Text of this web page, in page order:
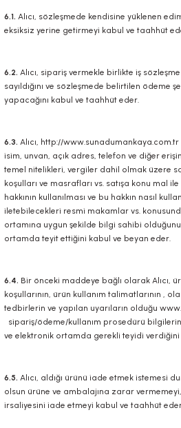
6.1. Alıcı, sözleşmede kendisine yüklenen
eksiksiz yerine getirmeyi kabul ve taahhüt
6.2. Alıcı, sipariş vermekle birlikte iş
sayıldığını ve sözleşmede belirtilen ödeme
yapacağını kabul ve taahhüt eder.
6.3. Alıcı, http://www.sunadumankaya.com.tr
isim, unvan, açık adres, telefon ve diğer
temel nitelikleri, vergiler dahil olmak üzere
koşulları ve masrafları vs. satışa konu mal
hakkının kullanılması ve bu hakkın nasıl
iletebilecekleri resmi makamlar vs.
ortamına uygun şekilde bilgi sahibi
ortamda teyit ettiğini kabul ve beyan eder.
6.4. Bir önceki maddeye bağlı olarak Alıcı,
koşullarının, ürün kullanım talimatlarının ,
tedbirlerin ve yapılan uyarıların olduğu
sipariş/ödeme/kullanım prosedürü
ve elektronik ortamda gerekli teyidi verdiğini
6.5. Alıcı, aldığı ürünü iade etmek istemesi
olsun ürüne ve ambalajına zarar
irsaliyesini iade etmeyi kabul ve taahhüt